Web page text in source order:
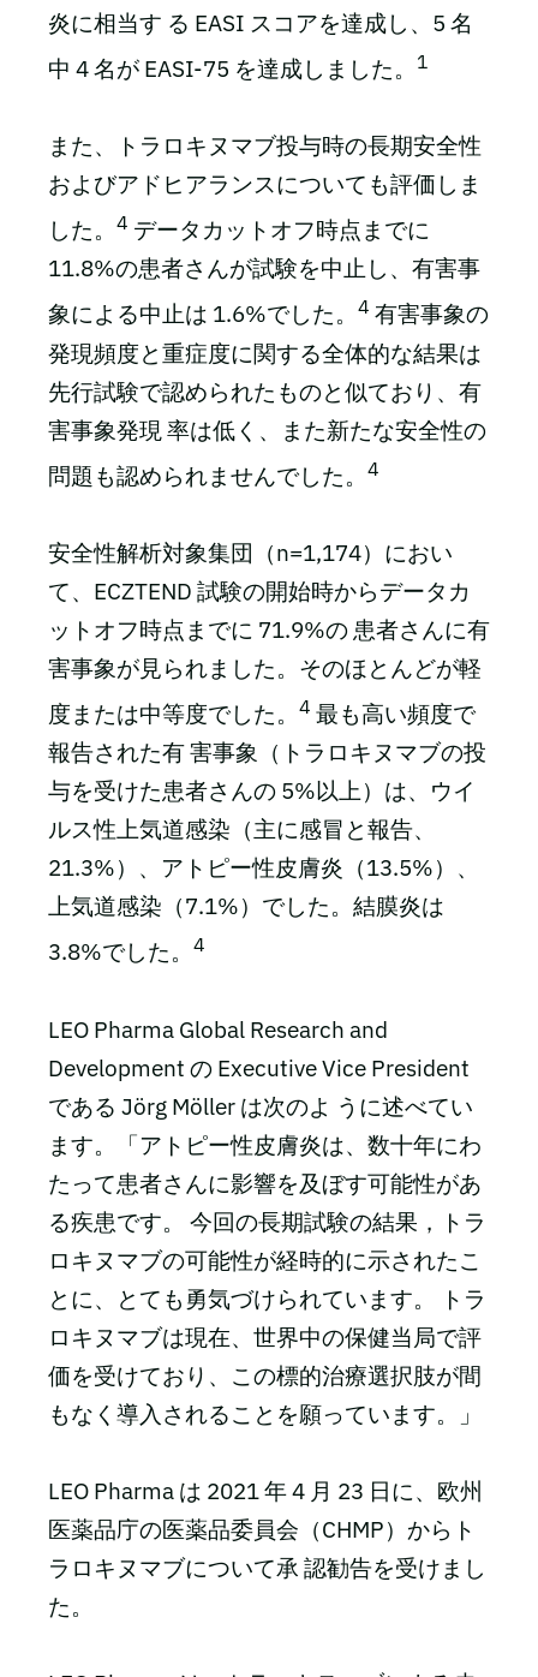
炎に相当す る EASI スコアを達成し、5 名
中 4 名が EASI-75 を達成しました。
1
また、トラロキヌマブ投与時の長期安全性
およびアドヒアランスについても評価しま
した。 4 データカットオフ時点までに
11.8%の患者さんが試験を中止し、有害事
象による中止は 1.6%でした。 4 有害事象の
発現頻度と重症度に関する全体的な結果は
先行試験で認められたものと似ており、有
害事象発現 率は低く、また新たな安全性の
問題も認められませんでした。 4
安全性解析対象集団（n=1,174）におい
て、ECZTEND 試験の開始時からデータカ
ットオフ時点までに 71.9%の 患者さんに有
害事象が見られました。そのほとんどが軽
度または中等度でした。 4 最も高い頻度で
報告された有 害事象（トラロキヌマブの投
与を受けた患者さんの 5%以上）は、ウイ
ルス性上気道感染（主に感冒と報告、
21.3%）、アトピー性皮膚炎（13.5%）、
上気道感染（7.1%）でした。結膜炎は
3.8%でした。 4
LEO Pharma Global Research and
Development の Executive Vice President
である Jörg Möller は次のよ うに述べてい
ます。「アトピー性皮膚炎は、数十年にわ
たって患者さんに影響を及ぼす可能性があ
る疾患です。 今回の長期試験の結果，トラ
ロキヌマブの可能性が経時的に示されたこ
とに、とても勇気づけられています。 トラ
ロキヌマブは現在、世界中の保健当局で評
価を受けており、この標的治療選択肢が間
もなく導入されることを願っています。」
LEO Pharma は 2021 年 4 月 23 日に、欧州
医薬品庁の医薬品委員会（CHMP）からト
ラロキヌマブについて承 認勧告を受けまし
た。